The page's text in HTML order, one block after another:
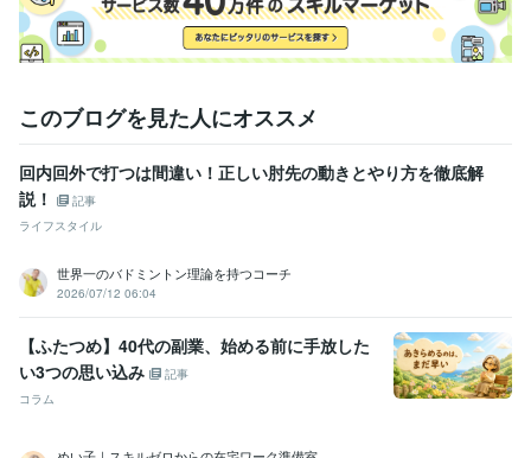
人間総合科学大学 2008年9月 ~ 2010年8月
語学力
このブログを見た人にオススメ
回内回外で打つは間違い！正しい肘先の動きとやり方を徹底解
説！
記事
ライフスタイル
世界一のバドミントン理論を持つコーチ
2026/07/12 06:04
【ふたつめ】40代の副業、始める前に手放した
い3つの思い込み
記事
コラム